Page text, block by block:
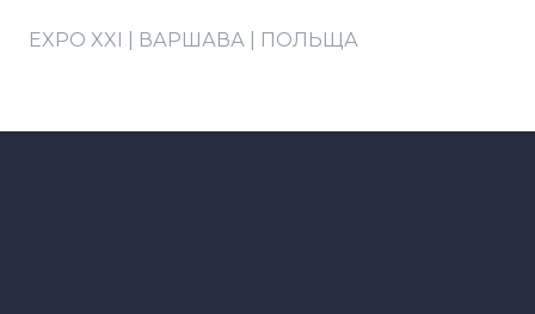
EXPO XXI | ВАРШАВА | ПОЛЬЩА